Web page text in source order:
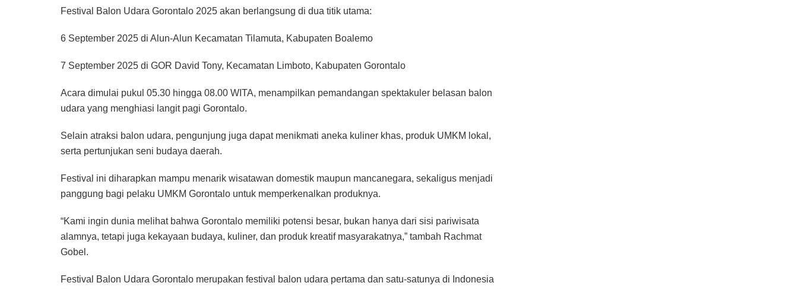
Festival Balon Udara Gorontalo 2025 akan berlangsung di dua titik utama:
6 September 2025 di Alun-Alun Kecamatan Tilamuta, Kabupaten Boalemo
7 September 2025 di GOR David Tony, Kecamatan Limboto, Kabupaten Gorontalo
Acara dimulai pukul 05.30 hingga 08.00 WITA, menampilkan pemandangan spektakuler belasan balon
udara yang menghiasi langit pagi Gorontalo.
Selain atraksi balon udara, pengunjung juga dapat menikmati aneka kuliner khas, produk UMKM lokal,
serta pertunjukan seni budaya daerah.
Festival ini diharapkan mampu menarik wisatawan domestik maupun mancanegara, sekaligus menjadi
panggung bagi pelaku UMKM Gorontalo untuk memperkenalkan produknya.
“Kami ingin dunia melihat bahwa Gorontalo memiliki potensi besar, bukan hanya dari sisi pariwisata
alamnya, tetapi juga kekayaan budaya, kuliner, dan produk kreatif masyarakatnya,” tambah Rachmat
Gobel.
Festival Balon Udara Gorontalo merupakan festival balon udara pertama dan satu-satunya di Indonesia